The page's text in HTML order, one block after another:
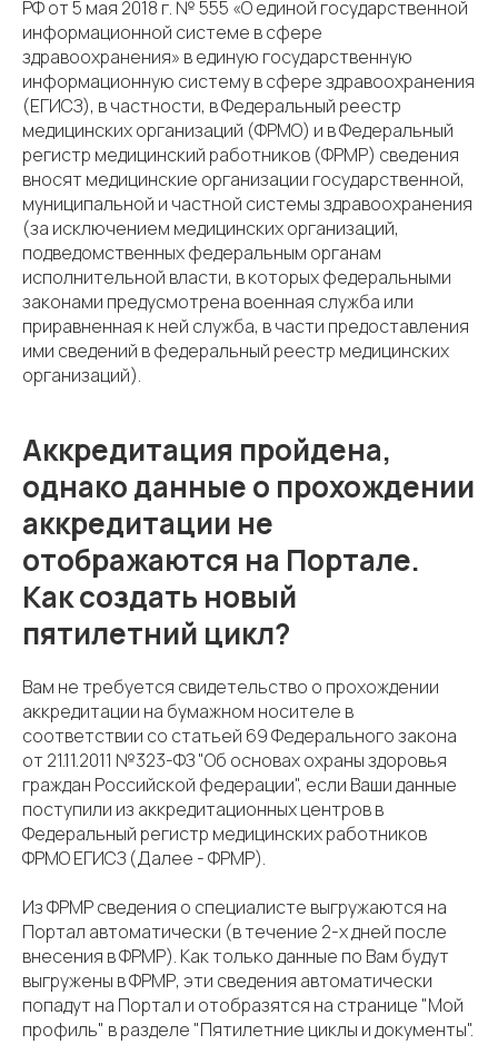
РФ от 5 мая 2018 г. № 555 «О единой государственной
информационной системе в сфере
здравоохранения» в единую государственную
информационную систему в сфере здравоохранения
(ЕГИСЗ), в частности, в Федеральный реестр
медицинских организаций (ФРМО) и в Федеральный
регистр медицинский работников (ФРМР) сведения
вносят медицинские организации государственной,
муниципальной и частной системы здравоохранения
(за исключением медицинских организаций,
подведомственных федеральным органам
исполнительной власти, в которых федеральными
законами предусмотрена военная служба или
приравненная к ней служба, в части предоставления
ими сведений в федеральный реестр медицинских
организаций).
Аккредитация пройдена,
однако данные о прохождении
аккредитации не
отображаются на Портале.
Как создать новый
пятилетний цикл?
Вам не требуется свидетельство о прохождении
аккредитации на бумажном носителе в
соответствии со статьей 69 Федерального закона
от 21.11.2011 №323-ФЗ "Об основах охраны здоровья
граждан Российской федерации", если Ваши данные
поступили из аккредитационных центров в
Федеральный регистр медицинских работников
ФРМО ЕГИСЗ (Далее - ФРМР).
Из ФРМР сведения о специалисте выгружаются на
Портал автоматически (в течение 2-х дней после
внесения в ФРМР). Как только данные по Вам будут
выгружены в ФРМР, эти сведения автоматически
попадут на Портал и отобразятся на странице "Мой
профиль" в разделе "Пятилетние циклы и документы".